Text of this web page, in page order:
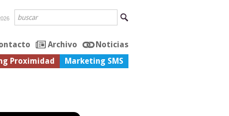
Archivo
Noticias
Proximidad Marketing SMS